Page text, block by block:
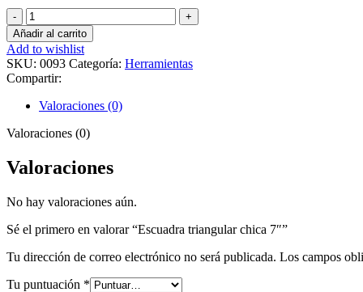
Escuadra
triangular
chica
7"
cantidad
Añadir al carrito
Add to wishlist
SKU: 0093 Categoría: Herramientas
Compartir:
Valoraciones (0)
Valoraciones (0)
Valoraciones
No hay valoraciones aún.
Sé el primero en valorar “Escuadra triangular chica 7″”
Tu dirección de correo electrónico no será publicada. Los campos
Tu puntuación *